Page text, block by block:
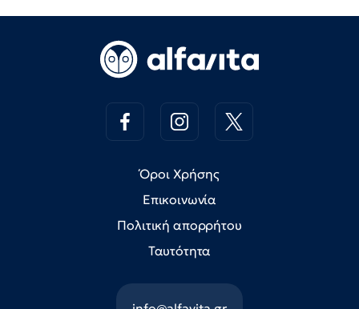
Όροι Χρήσης
Επικοινωνία
Πολιτική απορρήτου
Ταυτότητα